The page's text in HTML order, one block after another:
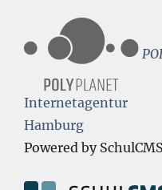
Internetagentur
Hamburg
Powered by